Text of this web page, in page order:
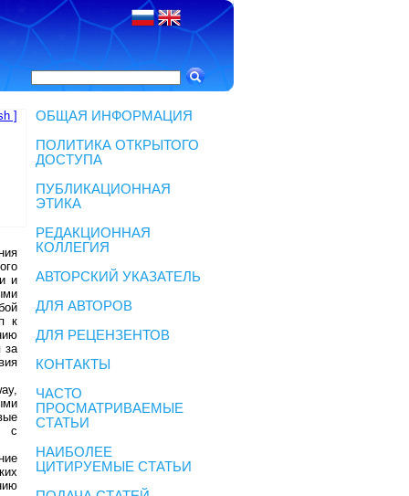
]
и
к
за
с
ОБЩАЯ ИНФОРМАЦИЯ
ПОЛИТИКА ОТКРЫТОГО
ДОСТУПА
ПУБЛИКАЦИОННАЯ
ЭТИКА
РЕДАКЦИОННАЯ
КОЛЛЕГИЯ
АВТОРСКИЙ УКАЗАТЕЛЬ
ДЛЯ АВТОРОВ
ДЛЯ РЕЦЕНЗЕНТОВ
КОНТАКТЫ
ЧАСТО
ПРОСМАТРИВАЕМЫЕ
СТАТЬИ
НАИБОЛЕЕ
ЦИТИРУЕМЫЕ СТАТЬИ